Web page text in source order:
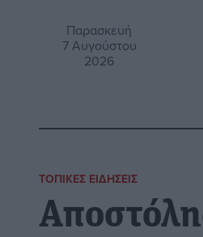
Παρασκευή
7 Αυγούστου
2026
ΤΟΠΙΚΈΣ ΕΙΔΉΣΕΙΣ